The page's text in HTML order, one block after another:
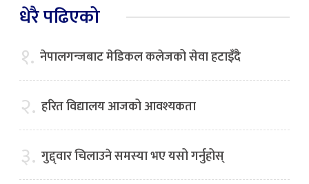
धेरै पढिएको
१. नेपालगन्जबाट मेडिकल कलेजको सेवा हटाइँदै
२. हरित विद्यालय आजको आवश्यकता
३. गुद्द्वार चिलाउने समस्या भए यसो गर्नुहोस्